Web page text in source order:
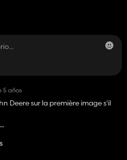
5 años
Deere sur la première image s'il